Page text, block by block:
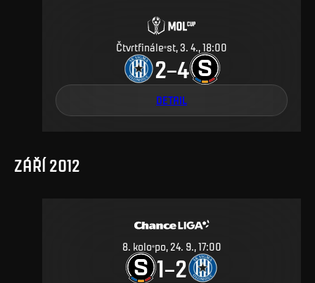
Čtvrtfinále st, 3. 4., 18:00
2–4
DETAIL
ZÁŘÍ 2012
8. kolo po, 24. 9., 17:00
1–2